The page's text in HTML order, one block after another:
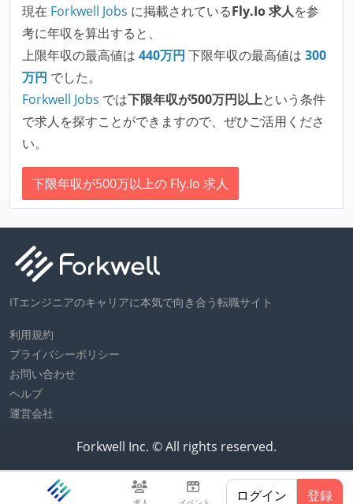
ログイン 登録
現在 Forkwell Jobs に掲載されているFly.Io 求人を参
考に年収を算出すると、
上限年収の最高値は 440万円 下限年収の最高値は 300
万円 でした。
Forkwell Jobs では下限年収が500万円以上という条件
で求人を探すことができますので、ぜひご活用くださ
い。
下限年収が500万以上の Fly.Io 求人
ITエンジニアのキャリアに本気で向き合う転職サイト
利用規約
プライバシーポリシー
お問い合わせ
ヘルプ
運営会社
Forkwell Inc. © All rights reserved.